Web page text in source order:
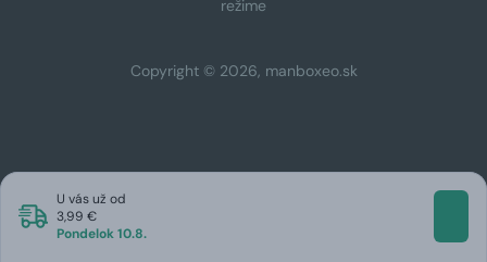
Pondelok 10.8.
U vás už od
3,99 €
režime
Copyright © 2026, manboxeo.sk